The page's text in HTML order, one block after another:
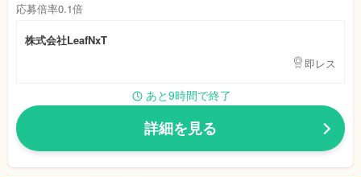
応募倍率0.1倍
株式会社LeafNxT
即レス
あと9時間で終了
詳細を見る